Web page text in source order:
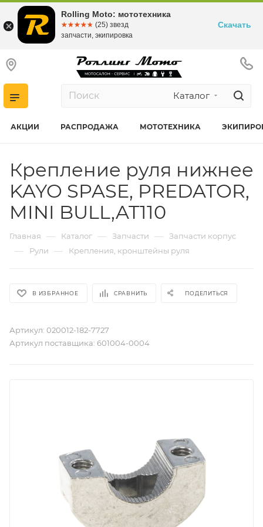
Каталог
АКЦИИ РАСПРОДАЖА МОТОТЕХНИКА
Крепление руля нижнее
KAYO SPASE, PREDATOR,
MINI BULL,AT110
Главная — Каталог — Запчасти — Запчасти корпус
— Рули — Крепления, кронштейны руля
В ИЗБРАННОЕ СРАВНИТЬ ПОДЕЛИТЬСЯ
Артикул: 020012-182-7727
Артикул поставщика: 601004-0004
Rolling Moto: мототехника
☆☆☆☆☆
★★★★★ (25) звезд
запчасти, экипировка
Скачать